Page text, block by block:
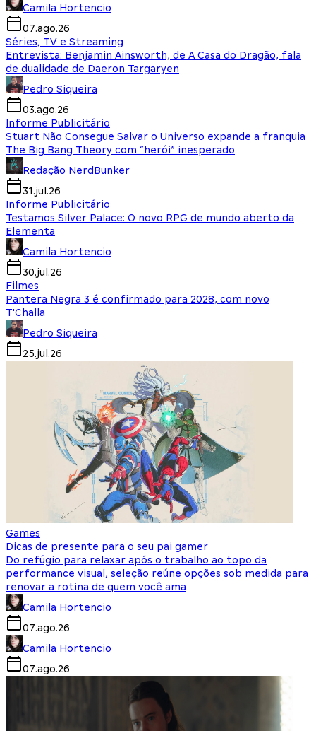
Camila Hortencio
07.ago.26
Séries, TV e Streaming
Entrevista: Benjamin Ainsworth, de A Casa do Dragão, fala
de dualidade de Daeron Targaryen
Pedro Siqueira
03.ago.26
Informe Publicitário
Stuart Não Consegue Salvar o Universo expande a franquia
The Big Bang Theory com “herói” inesperado
Redação NerdBunker
31.jul.26
Informe Publicitário
Testamos Silver Palace: O novo RPG de mundo aberto da
Elementa
Camila Hortencio
30.jul.26
Filmes
Pantera Negra 3 é confirmado para 2028, com novo
T'Challa
Pedro Siqueira
25.jul.26
Games
Dicas de presente para o seu pai gamer
Do refúgio para relaxar após o trabalho ao topo da
performance visual, seleção reúne opções sob medida para
renovar a rotina de quem você ama
Camila Hortencio
07.ago.26
Camila Hortencio
07.ago.26